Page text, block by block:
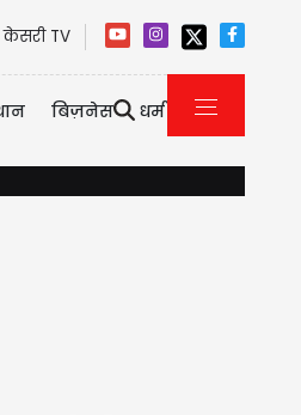
केसरी TV
बिज़नेस धर्म